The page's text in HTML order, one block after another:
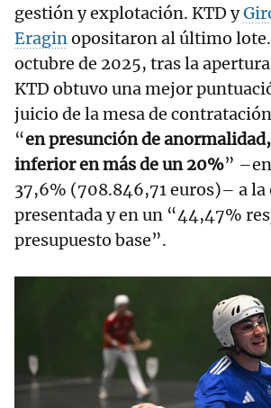
gestión y explotación. KTD y
Eraginopositaron al último lote.
octubre de 2025, tras la
KTD obtuvo una mejor
juicio de la mesa de
“en presunción de
inferior en más de un 20%”
37,6% (708.846,71 euros)– a
presentada y en un “44,47%
presupuesto base”.